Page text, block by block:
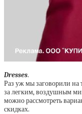
Dresses.
Раз уж мы заговорили на
за легким, воздушным
можно рассмотреть
скидках.